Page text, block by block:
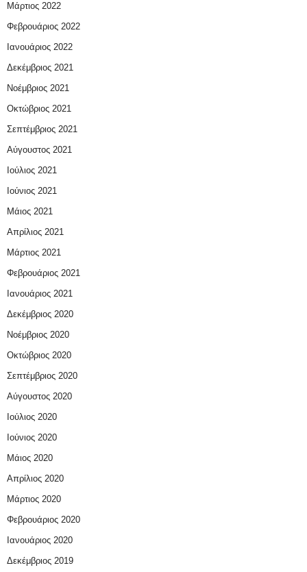
Μάρτιος 2022
Φεβρουάριος 2022
Ιανουάριος 2022
Δεκέμβριος 2021
Νοέμβριος 2021
Οκτώβριος 2021
Σεπτέμβριος 2021
Αύγουστος 2021
Ιούλιος 2021
Ιούνιος 2021
Μάιος 2021
Απρίλιος 2021
Μάρτιος 2021
Φεβρουάριος 2021
Ιανουάριος 2021
Δεκέμβριος 2020
Νοέμβριος 2020
Οκτώβριος 2020
Σεπτέμβριος 2020
Αύγουστος 2020
Ιούλιος 2020
Ιούνιος 2020
Μάιος 2020
Απρίλιος 2020
Μάρτιος 2020
Φεβρουάριος 2020
Ιανουάριος 2020
Δεκέμβριος 2019